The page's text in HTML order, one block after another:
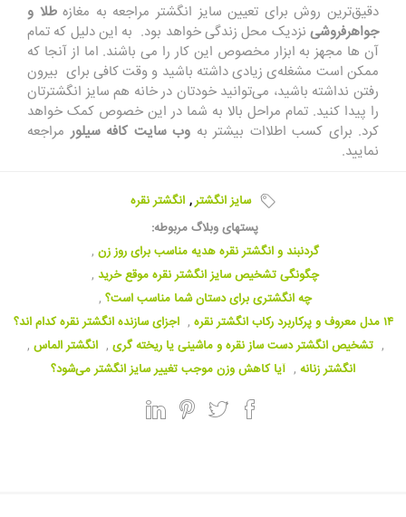
دقیق‌ترین روش برای تعیین سایز انگشتر مراجعه به مغازهطلا و
جواهرفروشی نزدیک محل زندگی خواهد بود. به این دلیل که تمام
آن ها مجهز به ابزار مخصوص این کار را می باشند. اما از آنجا که
ممکن است مشغله‌ی زیادی داشته باشید و وقت کافی برای بیرون
رفتن نداشته باشید، می‌توانید خودتان در خانه هم سایز انگشترتان
را پیدا کنید. تمام مراحل بالا به شما در این خصوص کمک خواهد
کرد. برای کسب اطلاات بیشتر به وب سایت کافه سیلور مراجعه
نمایید.
سایز انگشتر , انگشتر نقره
پستهای وبلاگ مربوطه:
گردنبند و انگشتر نقره هدیه مناسب برای روز زن ,
چگونگی تشخیص سایز انگشتر نقره موقع خرید ,
چه انگشتری برای دستان شما مناسب است؟ ,
۱۴ مدل معروف و پرکاربرد رکاب انگشتر نقره
, اجزای سازنده انگشتر نقره کدام اند؟
, تشخیص انگشتر دست ساز نقره و ماشینی یا ریخته گری , انگشتر الماس ,
انگشتر زنانه , آیا کاهش وزن موجب تغییر سایز انگشتر می‌شود؟